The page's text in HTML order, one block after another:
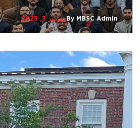
By MBSC Admin سبتمبر 3, 2025